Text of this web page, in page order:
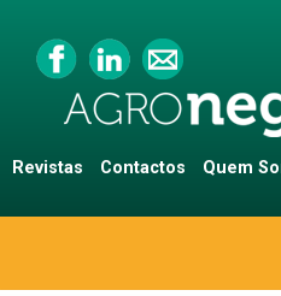
Revistas Contactos Quem